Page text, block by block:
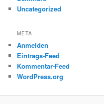
Uncategorized
META
Anmelden
Eintrags-Feed
Kommentar-Feed
WordPress.org